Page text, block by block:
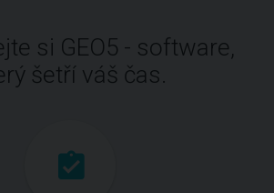
si GEO5 - software,
šetří váš čas.